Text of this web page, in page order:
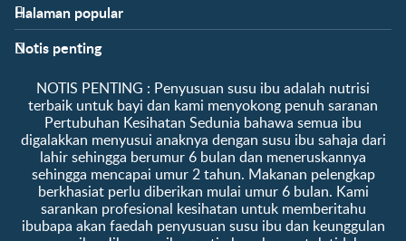
Halaman popular
Bantuan
Soalan Lazim
Hubungi kami
Tentang kami
Info kelab
Ke log masuk / daftar
Sampel percuma
Notis penting
​NOTIS PENTING :​ Penyusuan susu ibu adalah nutrisi
terbaik untuk bayi dan kami menyokong penuh saranan
Pertubuhan Kesihatan Sedunia bahawa semua ibu
digalakkan menyusui anaknya dengan susu ibu sahaja dari
lahir sehingga berumur 6 bulan dan meneruskannya
sehingga mencapai umur 2 tahun. Makanan pelengkap
berkhasiat perlu diberikan mulai umur 6 bulan. Kami
sarankan profesional kesihatan untuk memberitahu
ibubapa akan faedah penyusuan susu ibu dan keunggulan